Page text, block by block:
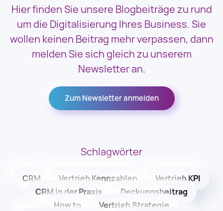
Hier finden Sie unsere Blogbeiträge zu rund
um die Digitalisierung Ihres Business. Sie
wollen keinen Beitrag mehr verpassen, dann
melden Sie sich gleich zu unserem
Newsletter an.
Zum Newsletter anmelden
Schlagwörter
CRM Vertrieb Kennzahlen
Vertrieb KPI
CRM in der Praxis
Deckungsbeitrag
How to
Vertrieb Strategie